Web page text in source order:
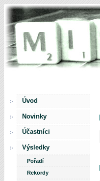
Úvod
Novinky
Účastníci
Výsledky
Pořadí
Rekordy